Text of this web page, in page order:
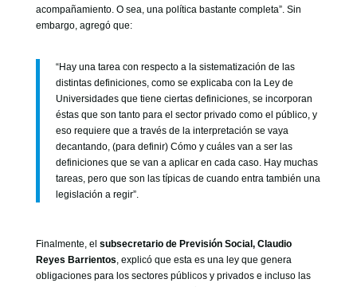
acompañamiento. O sea, una política bastante completa”. Sin
embargo, agregó que:
“Hay una tarea con respecto a la sistematización de las
distintas definiciones, como se explicaba con la Ley de
Universidades que tiene ciertas definiciones, se incorporan
éstas que son tanto para el sector privado como el público, y
eso requiere que a través de la interpretación se vaya
decantando, (para definir) Cómo y cuáles van a ser las
definiciones que se van a aplicar en cada caso. Hay muchas
tareas, pero que son las típicas de cuando entra también una
legislación a regir”.
Finalmente, el subsecretario de Previsión Social, Claudio
Reyes Barrientos, explicó que esta es una ley que genera
obligaciones para los sectores públicos y privados e incluso las